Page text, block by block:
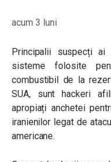
acum 3 luni
Principalii suspecți ai
sisteme folosite
combustibil de la
SUA, sunt hackeri
apropiați anchetei
iranienilor legat de
americane.